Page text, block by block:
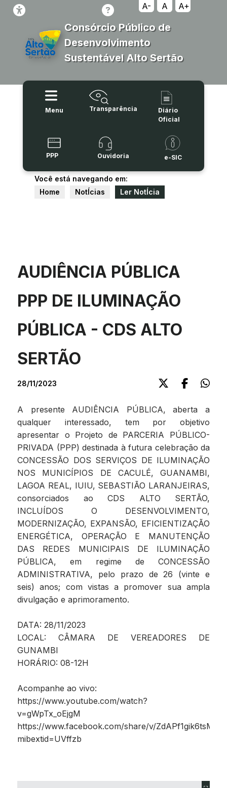
A- A A+
Consórcio Público de
Desenvolvimento
Sustentável Alto Sertão
Menu Transparência
Diário
Oficial
PPP Ouvidoria e-SIC
Você está navegando em:
Home
NotÍcias Ler NotÍcia
AUDIÊNCIA PÚBLICA
PPP DE ILUMINAÇÃO
PÚBLICA - CDS ALTO
SERTÃO
28/11/2023
A presente AUDIÊNCIA PÚBLICA, aberta a
qualquer interessado, tem por objetivo
apresentar o Projeto de PARCERIA PÚBLICO-
PRIVADA (PPP) destinada à futura celebração da
CONCESSÃO DOS SERVIÇOS DE ILUMINAÇÃO
NOS MUNICÍPIOS DE CACULÉ, GUANAMBI,
LAGOA REAL, IUIU, SEBASTIÃO LARANJEIRAS,
consorciados ao CDS ALTO SERTÃO,
INCLUÍDOS O DESENVOLVIMENTO,
MODERNIZAÇÃO, EXPANSÃO, EFICIENTIZAÇÃO
ENERGÉTICA, OPERAÇÃO E MANUTENÇÃO
DAS REDES MUNICIPAIS DE ILUMINAÇÃO
PÚBLICA, em regime de CONCESSÃO
ADMINISTRATIVA, pelo prazo de 26 (vinte e
seis) anos; com vistas a promover sua ampla
divulgação e aprimoramento.
DATA: 28/11/2023
LOCAL: CÂMARA DE VEREADORES DE
GUNAMBI
HORÁRIO: 08-12H
Acompanhe ao vivo:
https://www.youtube.com/watch?
v=gWpTx_oEjgM
https://www.facebook.com/share/v/
mibextid=UVffzb